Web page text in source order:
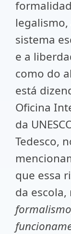
sistema
e a
como do
está
Oficina
da
Tedesco,
que essa
da